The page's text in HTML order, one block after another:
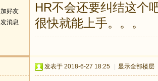
加好友
发消息
HR不会还要纠结这个
很快就能上手。。。
发表于 2018-6-27 18:25 显示全部楼层